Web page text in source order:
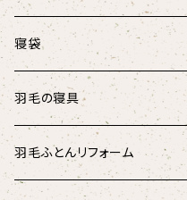
マリンストライプ
キッズ
パラリンアート
キャットテント
オーガニックコットン肩あて
涼しげマスク（大人用）
涼しげマスク（キッズ･ジュニア
マスク用ひも
寝袋
羽毛の寝具
羽根のベッドパッド
羽毛ふとんリフォーム